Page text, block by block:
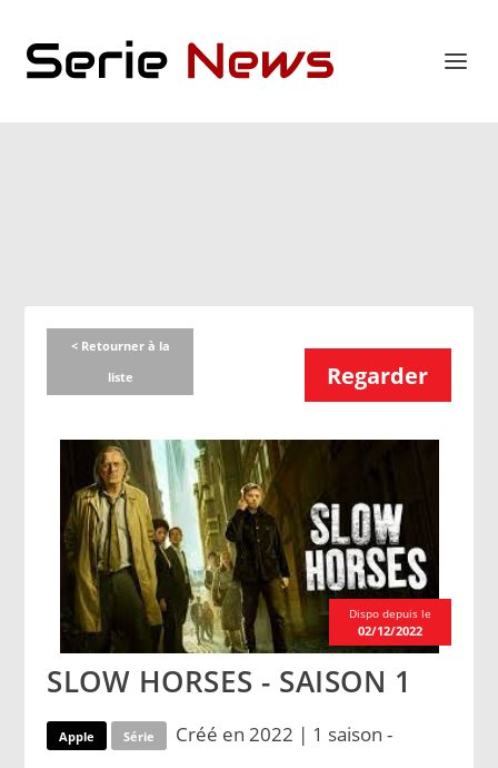
< Retourner à la
liste
Regarder
Dispo depuis le
02/12/2022
SLOW HORSES - SAISON 1
Apple Série
Créé en 2022 | 1 saison -